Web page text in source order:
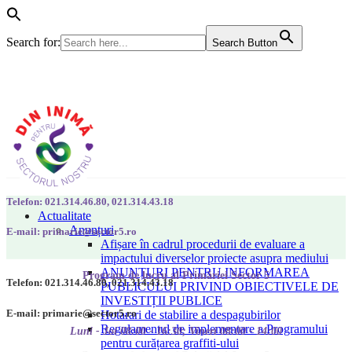
Search for: Search Button
Actualitate
Anunțuri
Afișare în cadrul procedurii de evaluare a
impactului diverselor proiecte asupra mediului
ANUNȚURI PENTRU INFORMAREA
PUBLICULUI PRIVIND OBIECTIVELE DE
INVESTIȚII PUBLICE
Hotarari de stabilire a despagubirilor
Regulamentul de implementare a Programului
pentru curățarea graffiti-ului
Telefon: 021.314.46.80, 021.314.43.18
E-mail: primarie@sector5.ro
Program de lucru al Primăriei Sector 5
Luni - Joi 08:00 - 16:30; Vineri 08:00 - 14:00
Telefon: 021.314.46.80, 021.314.43.18
E-mail: primarie@sector5.ro